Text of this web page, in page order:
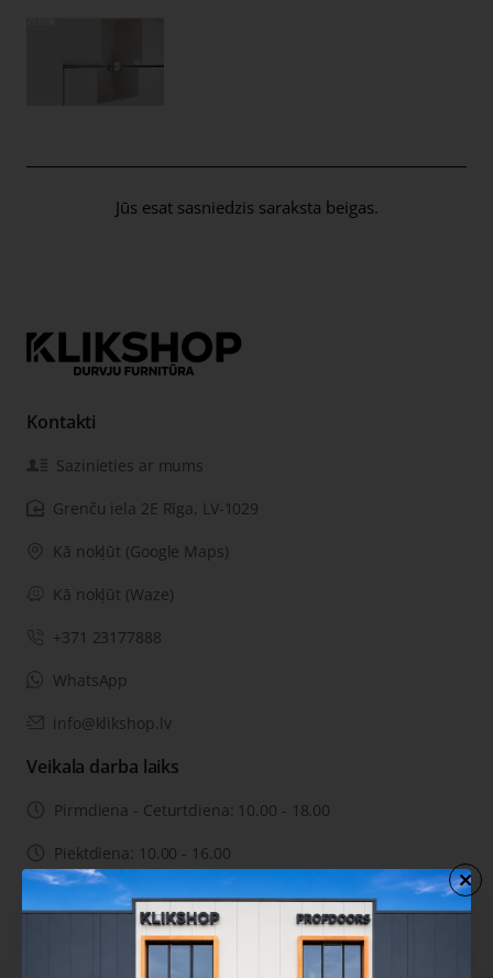
Jūs esat sasniedzis saraksta beigas.
Kontakti
Sazinieties ar mums
Grenču iela 2E Rīga, LV-1029
Kā nokļūt (Google Maps)
Kā nokļūt (Waze)
+371 23177888
WhatsApp
info@klikshop.lv
Veikala darba laiks
Pirmdiena - Ceturtdiena: 10.00 - 18.00
Piektdiena: 10.00 - 16.00
Sestdiena: no 10:00 līdz 15:00
Svētdiena: slēgts